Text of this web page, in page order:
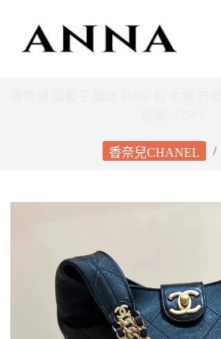
主
香奈兒CHANEL